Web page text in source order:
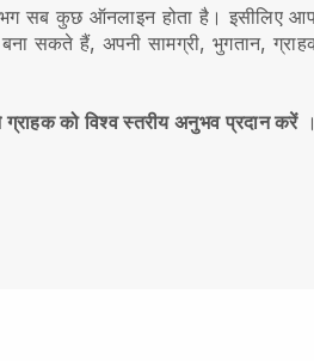
सब कुछ ऑनलाइन होता है। इसीलिए
सकते हैं, अपनी सामग्री, भुगतान,
को विश्व स्तरीय अनुभव प्रदान करें।